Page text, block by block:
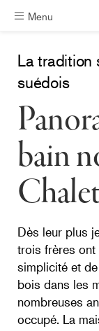
Menu
La tradition
suédois
bain
Dès leur plus
trois frères ont
simplicité et
bois dans les
nombreuses
occupé. La